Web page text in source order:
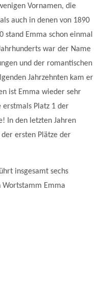
Vornamen, die
auch in denen von 1890
stand Emma schon einmal
war der Name
und der romantischen
Jahrzehnten kam er
ist Emma wieder sehr
Platz 1 der
In den letzten Jahren
ersten Plätze der
insgesamt sechs
Emma